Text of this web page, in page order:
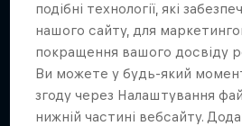
The Learning
Дрю Безансон: від
подібні технології, які
нашого сайту, для
покращення вашого досвіду
Ви можете у будь-який
згоду через Налаштування
нижній частині вебсайту.